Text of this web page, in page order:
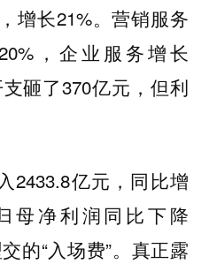
增长21%。营销服务
，企业服务增长
砸了370亿元，但利
2433.8亿元，同比增
母净利润同比下降
的“入场费”。真正露